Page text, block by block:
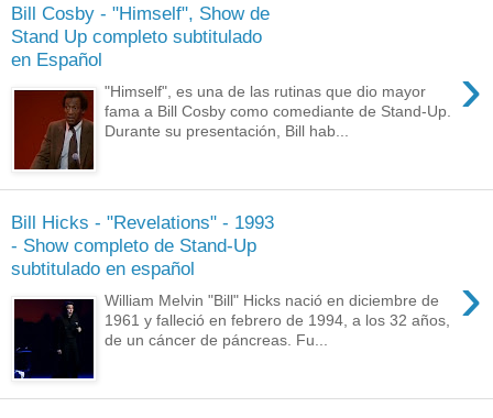
Bill Cosby - "Himself", Show de
Stand Up completo subtitulado
en Español
›
"Himself", es una de las rutinas que dio mayor
fama a Bill Cosby como comediante de Stand-Up.
Durante su presentación, Bill hab...
Bill Hicks - "Revelations" - 1993
- Show completo de Stand-Up
subtitulado en español
›
William Melvin "Bill" Hicks nació en diciembre de
1961 y falleció en febrero de 1994, a los 32 años,
de un cáncer de páncreas. Fu...